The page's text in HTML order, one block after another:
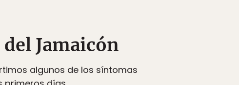
Jamaicón
algunos de los síntomas